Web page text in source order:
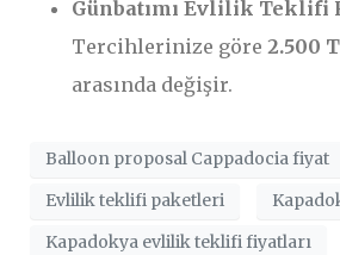
Günbatımı Evlilik Teklifi
Tercihlerinize göre 2.500
arasında değişir.
Balloon proposal Cappadocia fiyat
Evlilik teklifi paketleri
Kapadokya evlilik teklifi fiyatları